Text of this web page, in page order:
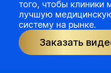
того, чтобы клиники
лучшую
систему на рынке.
Заказать